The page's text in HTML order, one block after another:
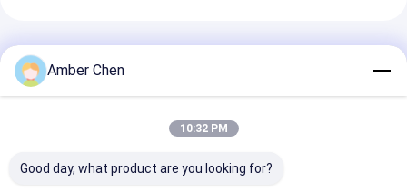
추천된 제품
Amber Chen
10:32 PM
Good day, what product are you looking for?